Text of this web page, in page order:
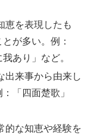
恵を表現したも
が多い。例：
あり」など。
出来事から由来し
「四面楚歌」
的な知恵や経験を